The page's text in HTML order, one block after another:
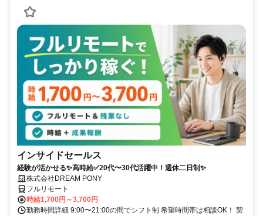
インサイドセールス
経験が活かせる✨高時給✅20代〜30代活躍中！週休二日制✨
株式会社DREAM PONY
フルリモート
時給1,700円～3,700円
勤務時間詳細 9:00〜21:00の間でシフト制 希望時間帯は相談OK！ 契